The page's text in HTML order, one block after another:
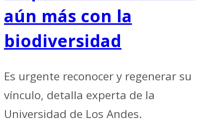
aún más con la
biodiversidad
Es urgente reconocer y regenerar su
vínculo, detalla experta de la
Universidad de Los Andes.